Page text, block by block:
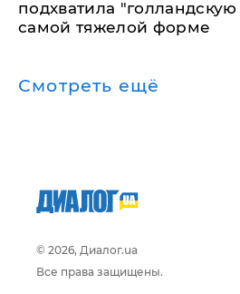
подхватила
самой тяжелой форме
Смотреть ещё
© 2026, Диалог.ua
Все права защищены.